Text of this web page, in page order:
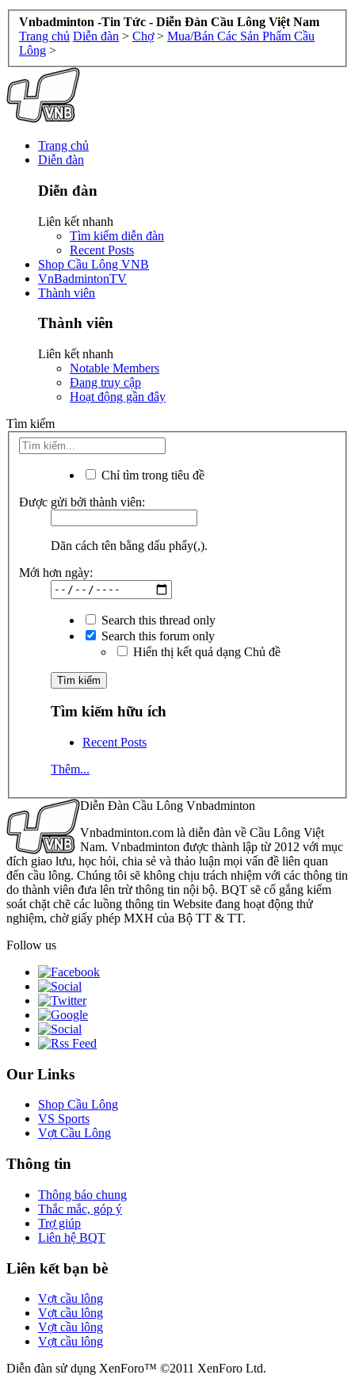
Vnbadminton -Tin Tức - Diễn Đàn Cầu Lông Việt Nam
Trang chủ Diễn đàn > Chợ > Mua/Bán Các Sản Phẩm Cầu
Lông >
Trang chủ
Diễn đàn
Diễn đàn
Liên kết nhanh
Tìm kiếm diễn đàn
Recent Posts
Shop Cầu Lông VNB
VnBadmintonTV
Thành viên
Thành viên
Liên kết nhanh
Notable Members
Đang truy cập
Hoạt động gần đây
Tìm kiếm
Chỉ tìm trong tiêu đề
Được gửi bởi thành viên:
Dãn cách tên bằng dấu phẩy(,).
Mới hơn ngày:
Search this thread only
Search this forum only
Hiển thị kết quả dạng Chủ đề
Tìm kiếm hữu ích
Recent Posts
Thêm...
Diễn Đàn Cầu Lông Vnbadminton
Vnbadminton.com là diễn đàn về Cầu Lông Việt
Nam. Vnbadminton được thành lập từ 2012 với mục
đích giao lưu, học hỏi, chia sẻ và thảo luận mọi vấn đề liên quan
đến cầu lông. Chúng tôi sẽ không chịu trách nhiệm với các thông tin
do thành viên đưa lên trừ thông tin nội bộ. BQT sẽ cố gắng kiểm
soát chặt chẽ các luồng thông tin Website đang hoạt động thử
nghiệm, chờ giấy phép MXH của Bộ TT & TT.
Follow us
Our Links
Shop Cầu Lông
VS Sports
Vợt Cầu Lông
Thông tin
Thông báo chung
Thắc mắc, góp ý
Trợ giúp
Liên hệ BQT
Liên kết bạn bè
Vợt cầu lông
Vợt cầu lông
Vợt cầu lông
Vợt cầu lông
Diễn đàn sử dụng XenForo™ ©2011 XenForo Ltd.